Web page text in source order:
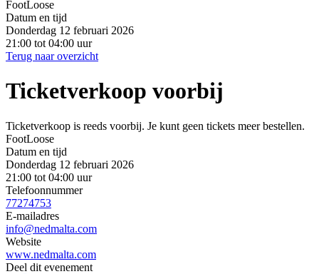
FootLoose
Datum en tijd
Donderdag 12 februari 2026
21:00 tot 04:00 uur
Terug naar overzicht
Ticketverkoop voorbij
Ticketverkoop is reeds voorbij. Je kunt geen tickets meer bestellen.
FootLoose
Datum en tijd
Donderdag 12 februari 2026
21:00 tot 04:00 uur
Telefoonnummer
77274753
E-mailadres
info@nedmalta.com
Website
www.nedmalta.com
Deel dit evenement